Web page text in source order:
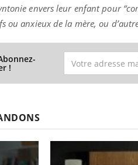
envers leur enfant pour
ou anxieux de la mère, ou
!